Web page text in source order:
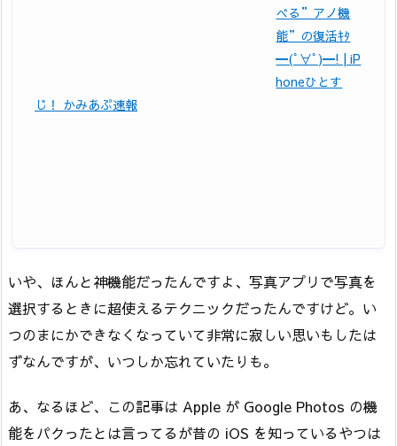
べる”アノ機
能”の復活ｷﾀ
━(ﾟ∀ﾟ)━! | iP
honeひとす
じ！ かみあぷ速報
いや、ほんと神機能だったんですよ、写真アプリで写真を
選択するときに超使えるテクニックだったんですけど。い
つのまにかできなくなっていて非常に寂しい思いもしたは
ずなんですが、いつしか忘れていたりも。
あ、なるほど、この記事は Apple が Google Photos の機
能をパクったとは言ってるが昔の iOS を知っているやつは